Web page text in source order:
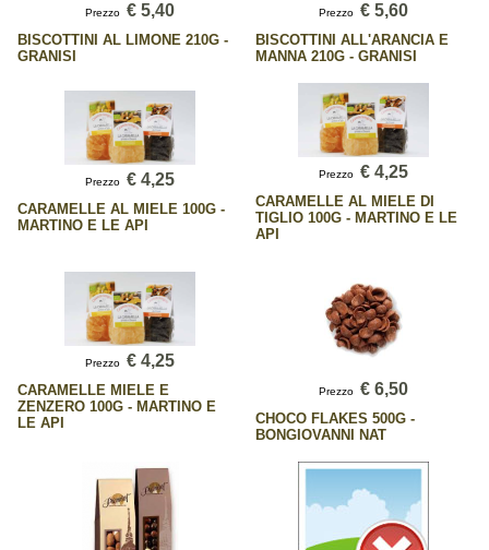
Prezzo € 5,40
BISCOTTINI AL LIMONE 210G -
GRANISI
Prezzo € 5,60
BISCOTTINI ALL'ARANCIA E
MANNA 210G - GRANISI
Prezzo € 4,25
CARAMELLE AL MIELE 100G -
MARTINO E LE API
Prezzo € 4,25
CARAMELLE AL MIELE DI
TIGLIO 100G - MARTINO E LE
API
Prezzo € 4,25
CARAMELLE MIELE E
ZENZERO 100G - MARTINO E
LE API
Prezzo € 6,50
CHOCO FLAKES 500G -
BONGIOVANNI NAT